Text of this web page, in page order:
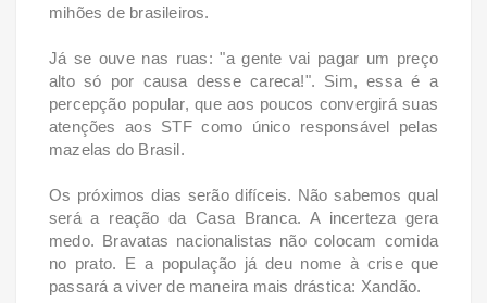
mihões de brasileiros.
Já se ouve nas ruas: "a gente vai pagar um preço
alto só por causa desse careca!". Sim, essa é a
percepção popular, que aos poucos convergirá suas
atenções aos STF como único responsável pelas
mazelas do Brasil.
Os próximos dias serão difíceis. Não sabemos qual
será a reação da Casa Branca. A incerteza gera
medo. Bravatas nacionalistas não colocam comida
no prato. E a população já deu nome à crise que
passará a viver de maneira mais drástica: Xandão.